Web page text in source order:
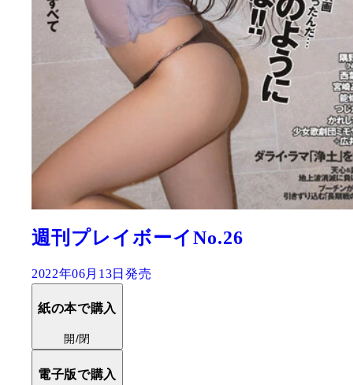
週刊プレイボーイNo.26
2022年06月13日発売
紙の本で購入
開/閉
電子版で購入